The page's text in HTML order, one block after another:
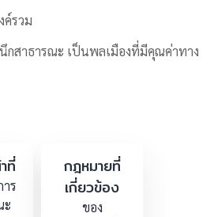
รวม
กสาธารณะ เป็นพลเมืองที่มีคุณค่าทาง
ที่
ร
ะ
กฎหมายที่
เกี่ยวข้อง
ของ